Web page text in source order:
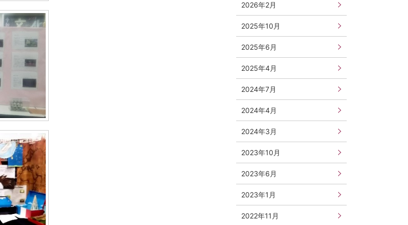
2026年2月
2025年10月
2025年6月
2025年4月
2024年7月
2024年4月
2024年3月
2023年10月
2023年6月
2023年1月
2022年11月